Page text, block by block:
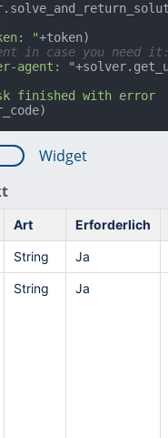
"+token)
in case you need it:
agent: "
finished with error
Widget
Art Erforderlich
String Ja
String Ja